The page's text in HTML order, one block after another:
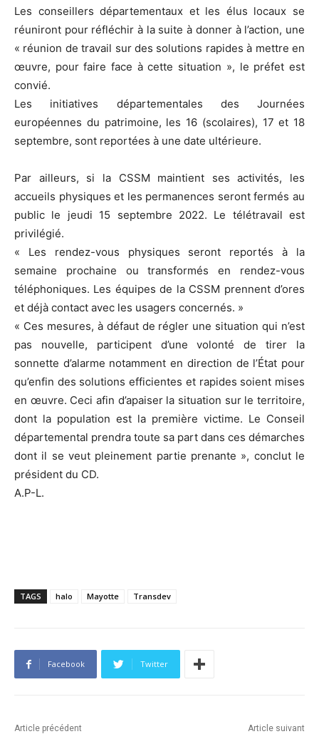
Les conseillers départementaux et les élus locaux se
réuniront pour réfléchir à la suite à donner à l’action, une
« réunion de travail sur des solutions rapides à mettre en
œuvre, pour faire face à cette situation », le préfet est
convié.
Les initiatives départementales des Journées
européennes du patrimoine, les 16 (scolaires), 17 et 18
septembre, sont reportées à une date ultérieure.
Par ailleurs, si la CSSM maintient ses activités, les
accueils physiques et les permanences seront fermés au
public le jeudi 15 septembre 2022. Le télétravail est
privilégié.
« Les rendez-vous physiques seront reportés à la
semaine prochaine ou transformés en rendez-vous
téléphoniques. Les équipes de la CSSM prennent d’ores
et déjà contact avec les usagers concernés. »
« Ces mesures, à défaut de régler une situation qui n’est
pas nouvelle, participent d’une volonté de tirer la
sonnette d’alarme notamment en direction de l’État pour
qu’enfin des solutions efficientes et rapides soient mises
en œuvre. Ceci afin d’apaiser la situation sur le territoire,
dont la population est la première victime. Le Conseil
départemental prendra toute sa part dans ces démarches
dont il se veut pleinement partie prenante », conclut le
président du CD.
A.P-L.
TAGS halo Mayotte Transdev
Facebook Twitter
Article précédent Article suivant